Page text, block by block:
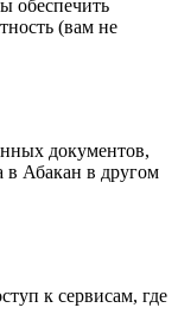
обеспечить
(вам не
документов,
в Абакан в другом
к сервисам, где